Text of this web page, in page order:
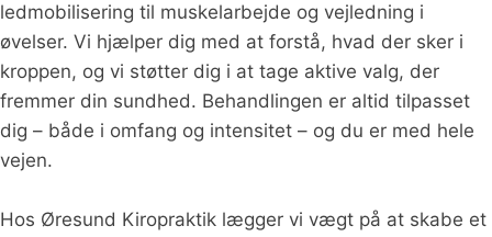
ledmobilisering til muskelarbejde og vejledning i
øvelser. Vi hjælper dig med at forstå, hvad der sker i
kroppen, og vi støtter dig i at tage aktive valg, der
fremmer din sundhed. Behandlingen er altid tilpasset
dig – både i omfang og intensitet – og du er med hele
vejen.
Hos Øresund Kiropraktik lægger vi vægt på at skabe et